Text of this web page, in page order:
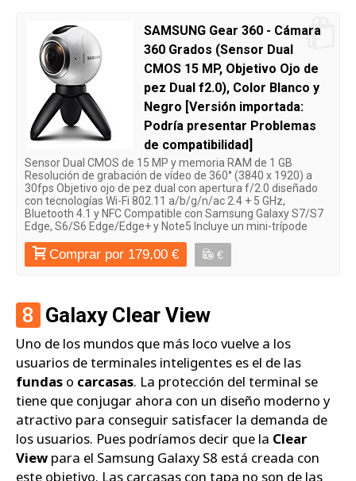
SAMSUNG Gear 360 - Cámara
360 Grados (Sensor Dual
CMOS 15 MP, Objetivo Ojo de
pez Dual f2.0), Color Blanco y
Negro [Versión importada:
Podría presentar Problemas
de compatibilidad]
Sensor Dual CMOS de 15 MP y memoria RAM de 1 GB
Resolución de grabación de vídeo de 360° (3840 x 1920) a
30fps Objetivo ojo de pez dual con apertura f/2.0 diseñado
con tecnologías Wi-Fi 802.11 a/b/g/n/ac 2.4 + 5 GHz,
Bluetooth 4.1 y NFC Compatible con Samsung Galaxy S7/S7
Edge, S6/S6 Edge/Edge+ y Note5 Incluye un mini-trípode
Comprar por 179,00 € €
8 Galaxy Clear View
Uno de los mundos que más loco vuelve a los
usuarios de terminales inteligentes es el de las
fundas o carcasas. La protección del terminal se
tiene que conjugar ahora con un diseño moderno y
atractivo para conseguir satisfacer la demanda de
los usuarios. Pues podríamos decir que la Clear
View para el Samsung Galaxy S8 está creada con
este objetivo. Las carcasas con tapa no son de las